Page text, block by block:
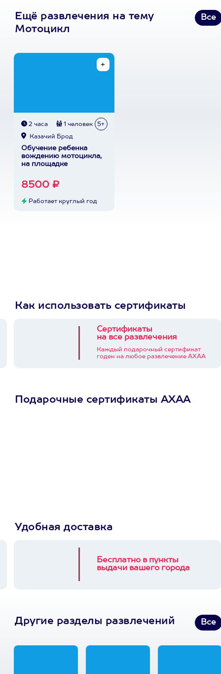
Ещё развлечения на тему
Мотоцикл
Все
2 часа 1 человек 5+
Казачий Брод
Обучение ребенка
вождению мотоцикла,
на площадке
8500 ₽
Работает круглый год
Как использовать сертификаты
Сертификаты
на все развлечения
Каждый подарочный сертификат
годен на любое развлечение АХАА
Подарочные сертификаты АХАА
Удобная доставка
Бесплатно в пункты
выдачи вашего города
Другие разделы развлечений Все